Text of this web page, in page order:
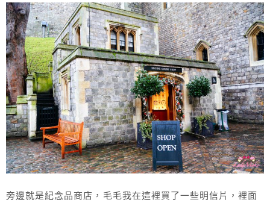
旁邊就是紀念品商店，毛毛我在這裡買了一些明信片，裡面